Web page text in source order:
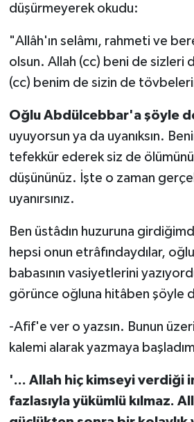
düşürmeyerek okudu:
"Allâh'ın selâmı, rahmeti ve
olsun. Allah (cc) beni de sizleri
(cc) benim de sizin de
Oğlu Abdülcebbar'a şöyle
uyuyorsun ya da uyanıksın.
tefekkür ederek siz de
düşününüz. İşte o zaman
uyanırsınız.
Ben üstâdın huzuruna
hepsi onun etrâfındaydılar,
babasının vasiyetlerini
görünce oğluna hitâben şöyle
-Afif'e ver o yazsın. Bunun
kalemi alarak yazmaya
'... Allah hiç kimseyi verdiği
fazlasıyla yükümlü kılmaz.